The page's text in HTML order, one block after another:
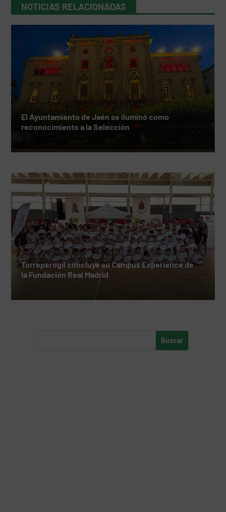
NOTICIAS RELACIONADAS
El Ayuntamiento de Jaén se iluminó como
reconocimiento a la Selección
Torreperogil concluye su Campus Experience de
la Fundación Real Madrid